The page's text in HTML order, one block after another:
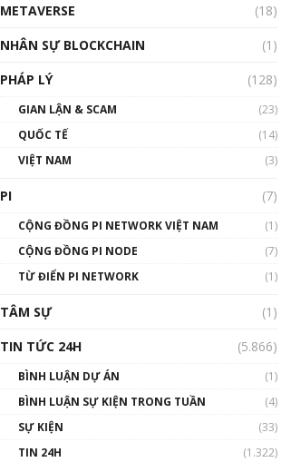
01:34:46
01:32:59
Talkshow17: Mùa đông
Crypto – Chiếc khăn gió ấm
01:49:30
Talkshow 14: MemeCoin –
METAVERSE
(18)
NHÂN SỰ BLOCKCHAIN
(1)
PHÁP LÝ
(128)
GIAN LẬN & SCAM
(23)
QUỐC TẾ
(14)
VIỆT NAM
(3)
PI (7)
CỘNG ĐỒNG PI NETWORK VIỆT NAM
(1)
CỘNG ĐỒNG PI NODE
(7)
TỪ ĐIỂN PI NETWORK
(1)
TÂM SỰ
(1)
TIN TỨC 24H
(5.866)
BÌNH LUẬN DỰ ÁN
(1)
BÌNH LUẬN SỰ KIỆN TRONG TUẦN
(4)
SỰ KIỆN
(33)
TIN 24H
(1.322)